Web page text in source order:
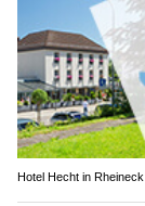
Hotel Hecht in